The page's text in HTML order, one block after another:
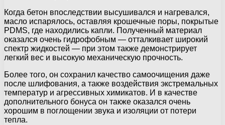
Когда бетон впоследствии высушивался и нагревался,
масло испарялось, оставляя крошечные поры, покрытые
PDMS, где находились капли. Полученный материал
оказался очень гидрофобным — отталкивает широкий
спектр жидкостей — при этом также демонстрирует
легкий вес и высокую механическую прочность.
Более того, он сохранил качество самоочищения даже
после шлифования, а также воздействия экстремальных
температур и агрессивных химикатов. И в качестве
дополнительного бонуса он также оказался очень
хорошим в поглощении звука и изоляции от потери
тепла.